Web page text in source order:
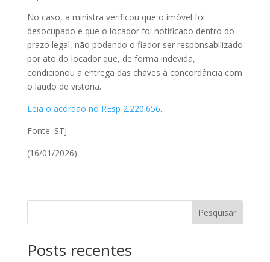
No caso, a ministra verificou que o imóvel foi
desocupado e que o locador foi notificado dentro do
prazo legal, não podendo o fiador ser responsabilizado
por ato do locador que, de forma indevida,
condicionou a entrega das chaves à concordância com
o laudo de vistoria.
Leia o acórdão no REsp 2.220.656.
Fonte: STJ
(16/01/2026)
Pesquisar
Posts recentes